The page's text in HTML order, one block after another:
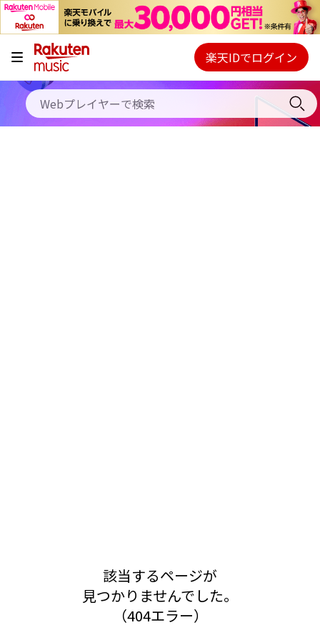
キャンペーン
料金プラン
使い方
Webプレイヤー
ご契約内容の確認・変更
楽天IDでログイン
該当するページが
見つかりませんでした。
（404エラー）